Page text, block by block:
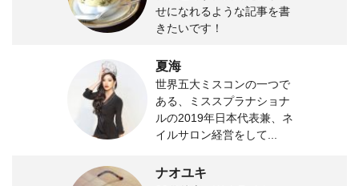
せになれるような記事を書
きたいです！
夏海
世界五大ミスコンの一つで
ある、ミススプラナショナ
ルの2019年日本代表兼、ネ
イルサロン経営をして...
ナオユキ